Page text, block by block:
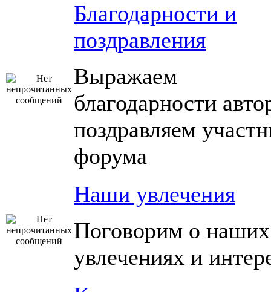
Благодарности и
поздравления
Выражаем
благодарности
поздравляем
форума
Наши увлечения
Поговорим о наших
увлечениях и